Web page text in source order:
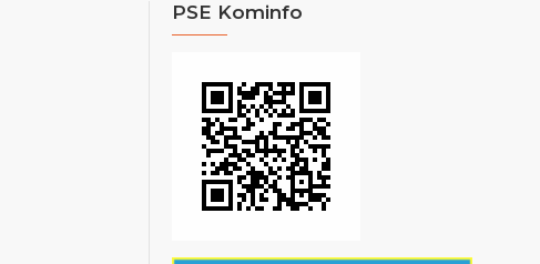
PSE Kominfo